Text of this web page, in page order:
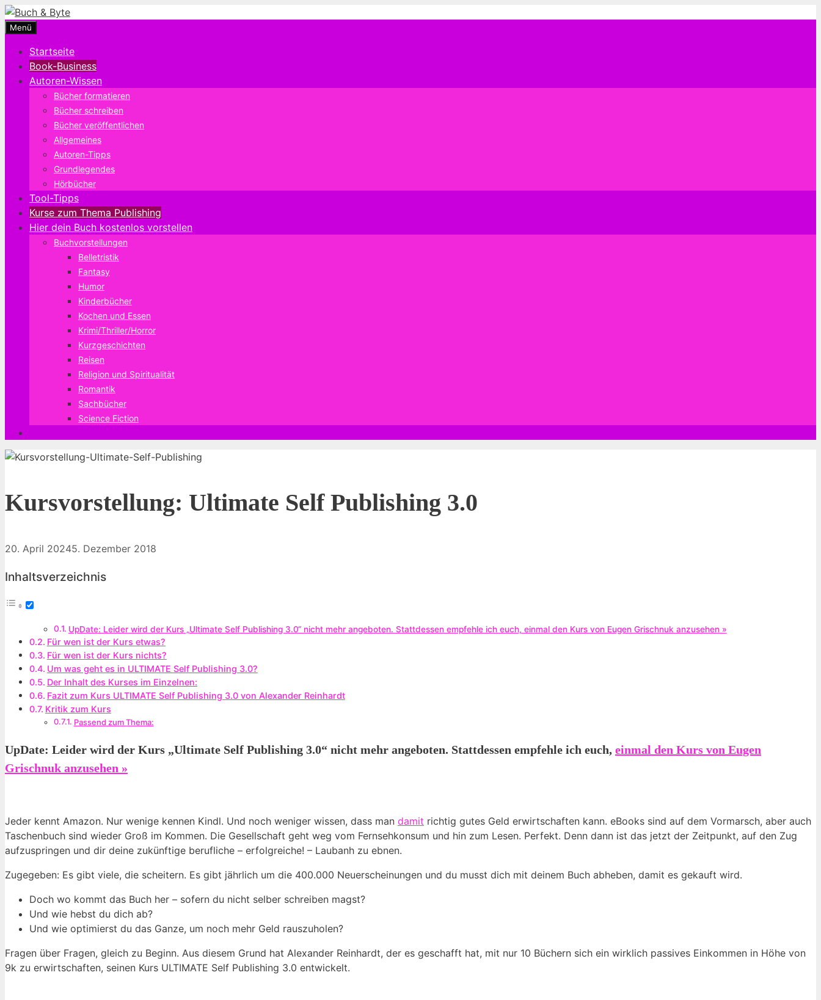
Zum
Inhalt
Menü
Startseite
Book-Business
Autoren-Wissen
Bücher formatieren
Bücher schreiben
Bücher veröffentlichen
Allgemeines
Autoren-Tipps
Grundlegendes
Hörbücher
Tool-Tipps
Kurse zum Thema Publishing
Hier dein Buch kostenlos vorstellen
Buchvorstellungen
Belletristik
Fantasy
Humor
Kinderbücher
Kochen und Essen
Krimi/Thriller/Horror
Kurzgeschichten
Reisen
Religion und Spiritualität
Romantik
Sachbücher
Science Fiction
Kursvorstellung: Ultimate Self Publishing 3.0
20. April 20245. Dezember 2018
Inhaltsverzeichnis
UpDate: Leider wird der Kurs „Ultimate Self Publishing 3.0“ nicht mehr angeboten. Stattdessen empfehle ich euch, einmal den Kurs von Eugen Grischnuk anzusehen »
Für wen ist der Kurs etwas?
Für wen ist der Kurs nichts?
Um was geht es in ULTIMATE Self Publishing 3.0?
Der Inhalt des Kurses im Einzelnen:
Fazit zum Kurs ULTIMATE Self Publishing 3.0 von Alexander Reinhardt
Kritik zum Kurs
Passend zum Thema:
UpDate: Leider wird der Kurs „Ultimate Self Publishing 3.0“ nicht mehr angeboten. Stattdessen empfehle ich euch, einmal den Kurs von Eugen
Grischnuk anzusehen »
Jeder kennt Amazon. Nur wenige kennen Kindl. Und noch weniger wissen, dass man damit richtig gutes Geld erwirtschaften kann. eBooks sind auf dem Vormarsch, aber auch
Taschenbuch sind wieder Groß im Kommen. Die Gesellschaft geht weg vom Fernsehkonsum und hin zum Lesen. Perfekt. Denn dann ist das jetzt der Zeitpunkt, auf den Zug
aufzuspringen und dir deine zukünftige berufliche – erfolgreiche! – Laubanh zu ebnen.
Zugegeben: Es gibt viele, die scheitern. Es gibt jährlich um die 400.000 Neuerscheinungen und du musst dich mit deinem Buch abheben, damit es gekauft wird.
Doch wo kommt das Buch her – sofern du nicht selber schreiben magst?
Und wie hebst du dich ab?
Und wie optimierst du das Ganze, um noch mehr Geld rauszuholen?
Fragen über Fragen, gleich zu Beginn. Aus diesem Grund hat Alexander Reinhardt, der es geschafft hat, mit nur 10 Büchern sich ein wirklich passives Einkommen in Höhe von
9k zu erwirtschaften, seinen Kurs ULTIMATE Self Publishing 3.0 entwickelt.